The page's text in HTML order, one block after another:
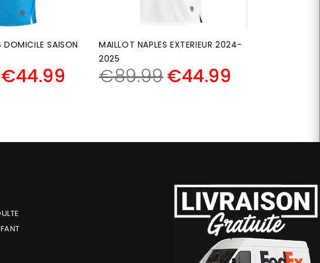
DOMICILE SAISON
€44.99
MAILLOT NAPLES EXTERIEUR 2024-
2025
€89.99€44.99